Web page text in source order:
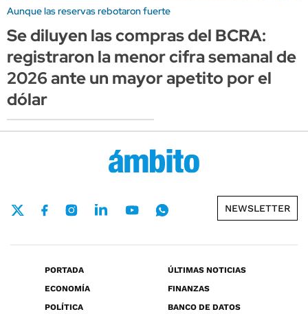
Aunque las reservas rebotaron fuerte
Se diluyen las compras del BCRA:
registraron la menor cifra semanal de
2026 ante un mayor apetito por el
dólar
NEWSLETTER
PORTADA
ÚLTIMAS NOTICIAS
ECONOMÍA
FINANZAS
POLÍTICA
BANCO DE DATOS